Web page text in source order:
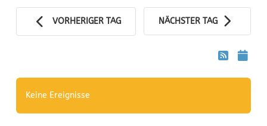
VORHERIGER TAG NÄCHSTER TAG
Keine Ereignisse